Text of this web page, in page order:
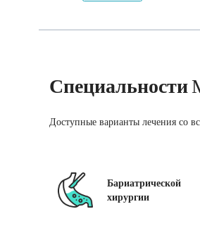
Специальности
Доступные варианты лечения со
Бариатрической
хирургии